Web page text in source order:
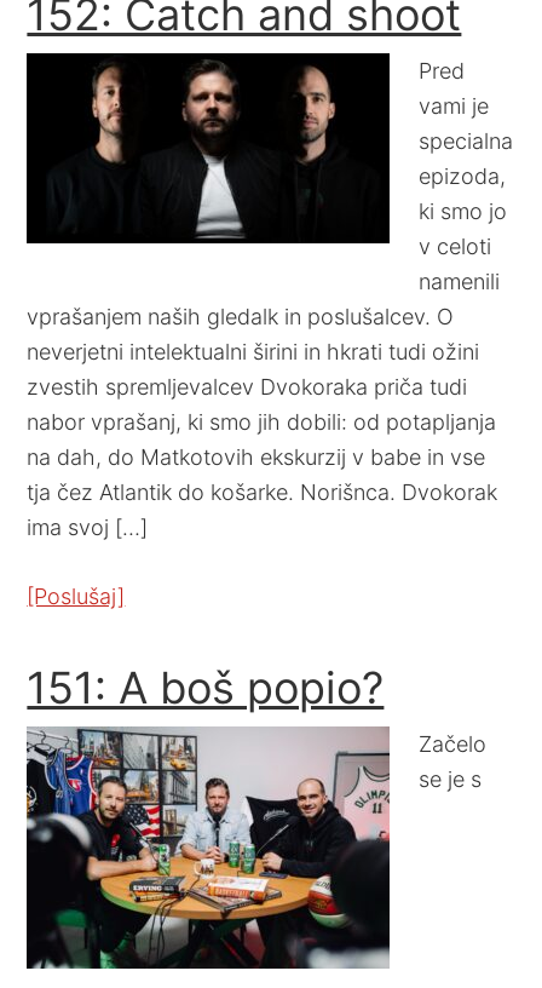
152: Catch and shoot
Pred
vami je
specialna
epizoda,
ki smo jo
v celoti
namenili
vprašanjem naših gledalk in poslušalcev. O
neverjetni intelektualni širini in hkrati tudi ožini
zvestih spremljevalcev Dvokoraka priča tudi
nabor vprašanj, ki smo jih dobili: od potapljanja
na dah, do Matkotovih ekskurzij v babe in vse
tja čez Atlantik do košarke. Norišnca. Dvokorak
ima svoj […]
[Poslušaj]
151: A boš popio?
Začelo
se je s